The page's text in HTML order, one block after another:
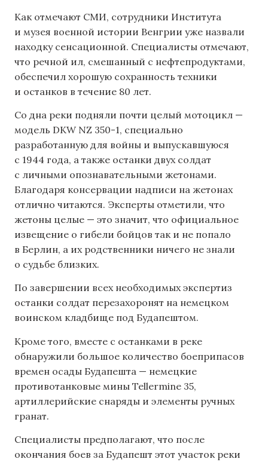
Как отмечают СМИ, сотрудники Института
и музея военной истории Венгрии уже назвали
находку сенсационной. Специалисты отмечают,
что речной ил, смешанный с нефтепродуктами,
обеспечил хорошую сохранность техники
и останков в течение 80 лет.
Со дна реки подняли почти целый мотоцикл —
модель DKW NZ 350-1, специально
разработанную для войны и выпускавшуюся
с 1944 года, а также останки двух солдат
с личными опознавательными жетонами.
Благодаря консервации надписи на жетонах
отлично читаются. Эксперты отметили, что
жетоны целые — это значит, что официальное
извещение о гибели бойцов так и не попало
в Берлин, а их родственники ничего не знали
о судьбе близких.
По завершении всех необходимых экспертиз
останки солдат перезахоронят на немецком
воинском кладбище под Будапештом.
Кроме того, вместе с останками в реке
обнаружили большое количество боеприпасов
времен осады Будапешта — немецкие
противотанковые мины Tellermine 35,
артиллерийские снаряды и элементы ручных
гранат.
Специалисты предполагают, что после
окончания боев за Будапешт этот участок реки